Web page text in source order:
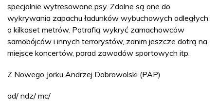
specjalnie wytresowane psy. Zdolne są one do
wykrywania zapachu ładunków wybuchowych odległych
o kilkaset metrów. Potrafią wykryć zamachowców
samobójców i innych terrorystów, zanim jeszcze dotrą na
miejsce koncertów, parad zawodów sportowych itp.
Z Nowego Jorku Andrzej Dobrowolski (PAP)
ad/ ndz/ mc/